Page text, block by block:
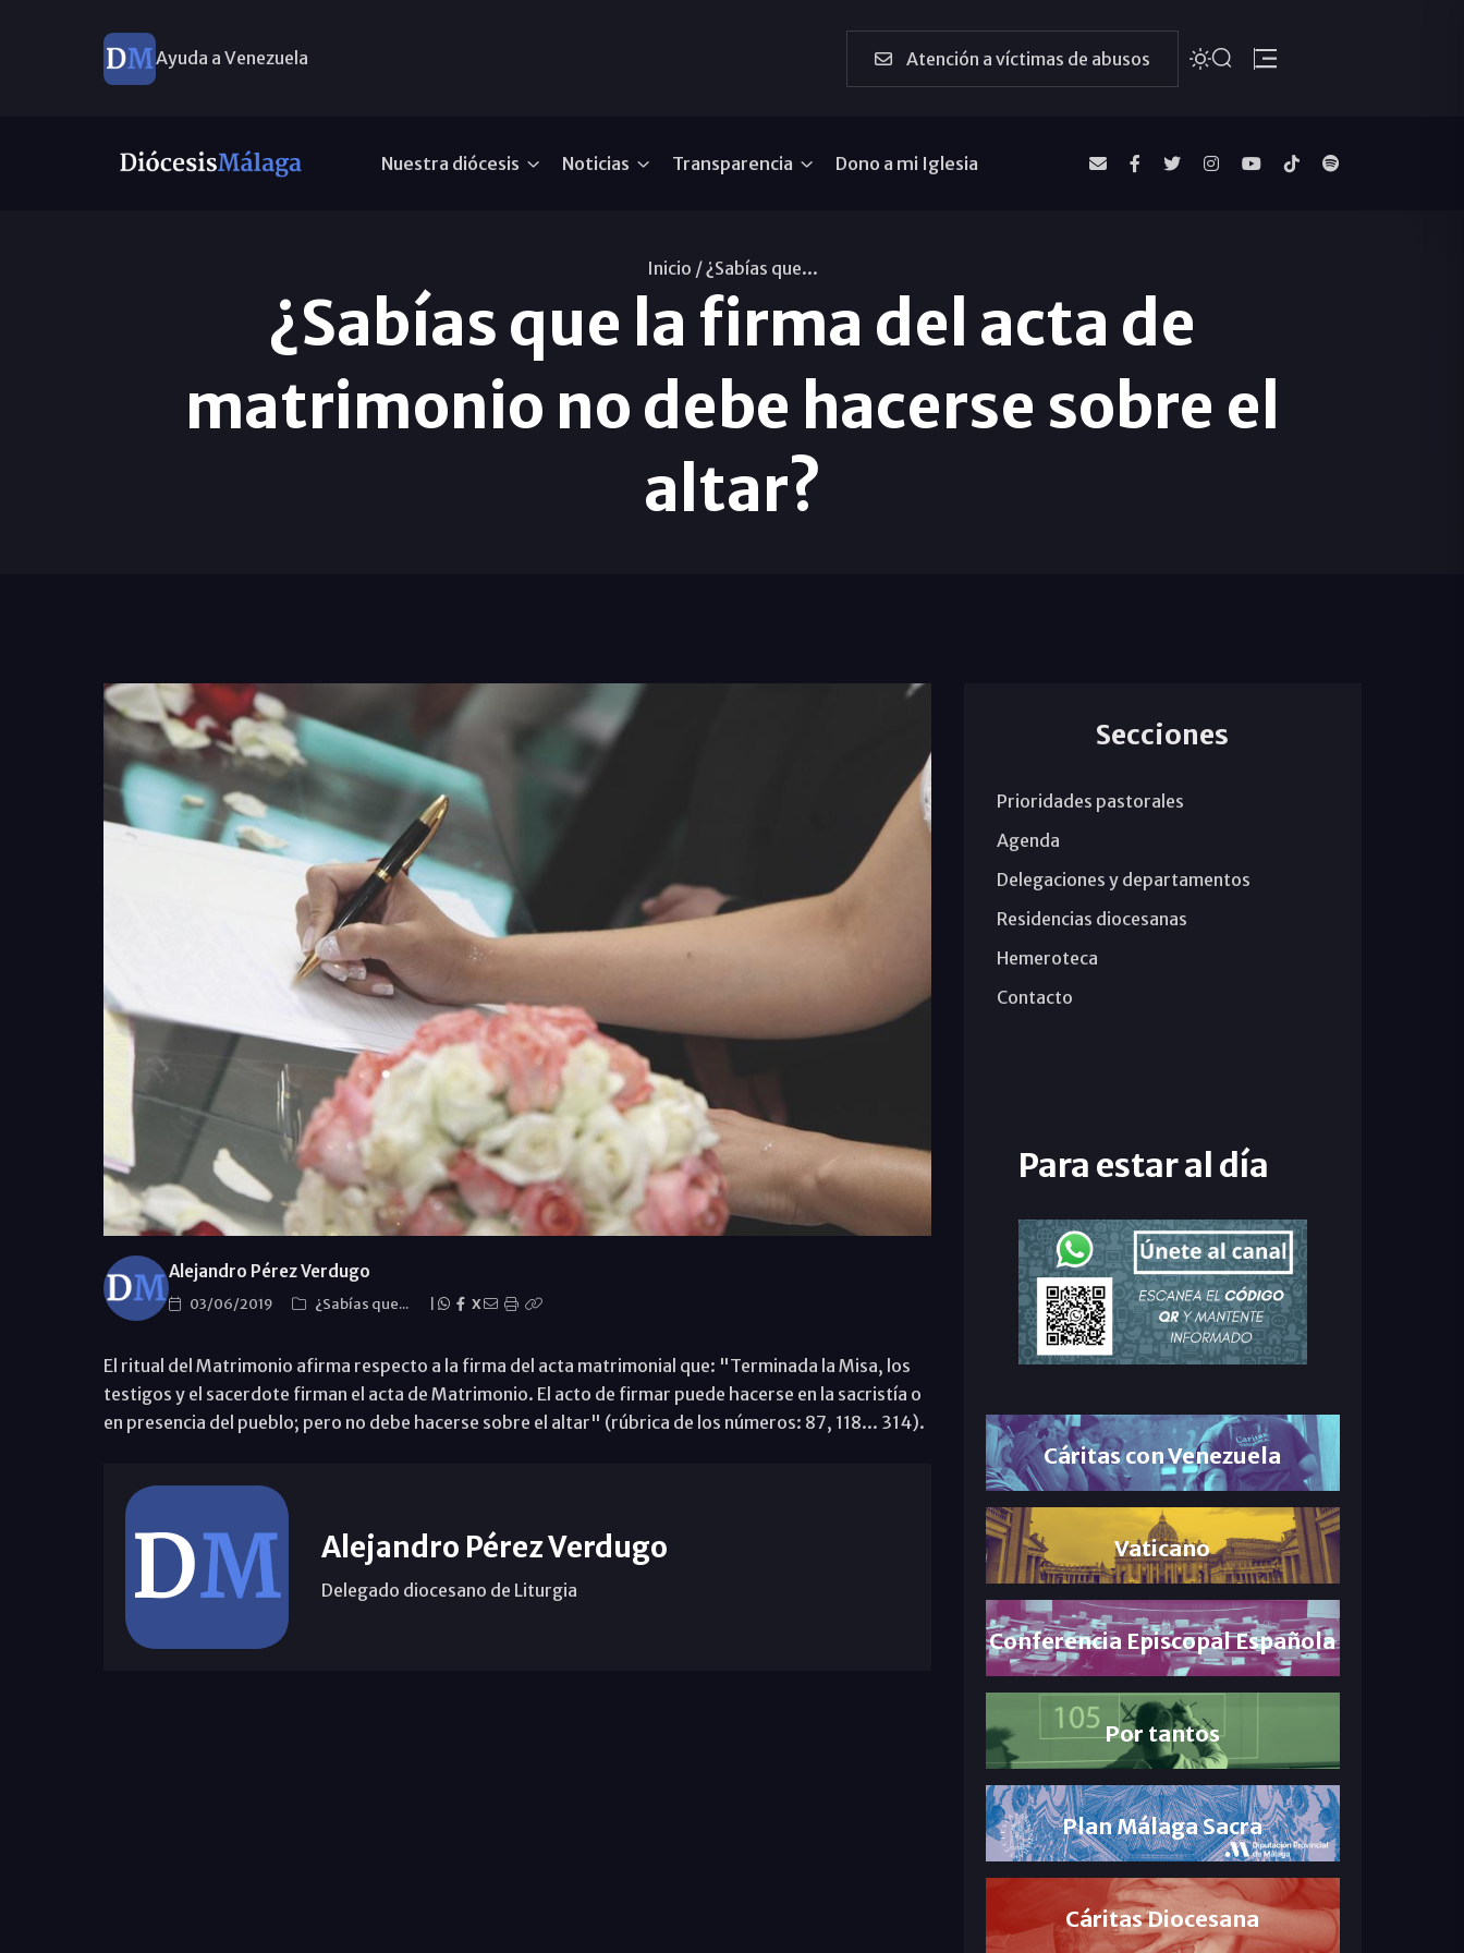
Ayuda a Venezuela Atención a víctimas de abusos
Nuestra diócesis Noticias Transparencia Dono a mi Iglesia
Inicio /¿Sabías que...
¿Sabías que la firma del acta de
matrimonio no debe hacerse sobre el
altar?
Alejandro Pérez Verdugo
03/06/2019 ¿Sabías que... X
El ritual del Matrimonio afirma respecto a la firma del acta matrimonial que: "Terminada la Misa, los
testigos y el sacerdote firman el acta de Matrimonio. El acto de firmar puede hacerse en la sacristía o
en presencia del pueblo; pero no debe hacerse sobre el altar" (rúbrica de los números: 87, 118... 314).
Alejandro Pérez Verdugo
Delegado diocesano de Liturgia
Secciones
Prioridades pastorales
Agenda
Delegaciones y departamentos
Residencias diocesanas
Hemeroteca
Contacto
Para estar al día
Cáritas con Venezuela
Vaticano
Conferencia Episcopal Española
Por tantos
Plan Málaga Sacra
Cáritas Diocesana